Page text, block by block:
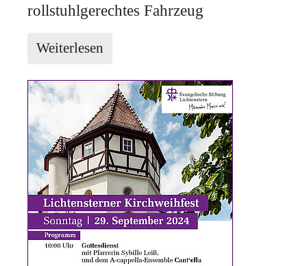
rollstuhlgerechtes Fahrzeug
Weiterlesen